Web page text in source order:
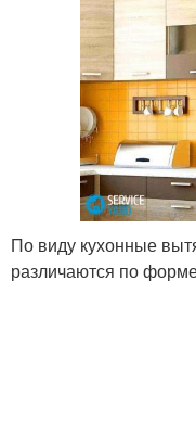
По виду кухонные
различаются по